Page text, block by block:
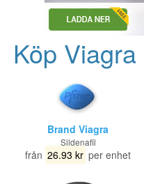
Köp
Brand Viagra
Sildenafil
från 26.93 kr per enhet